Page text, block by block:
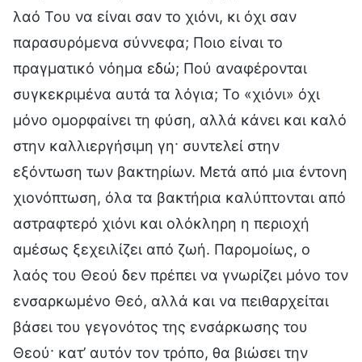
λαό Του να είναι σαν το χιόνι, κι όχι σαν
παρασυρόμενα σύννεφα; Ποιο είναι το
πραγματικό νόημα εδώ; Πού αναφέρονται
συγκεκριμένα αυτά τα λόγια; Το «χιόνι» όχι
μόνο ομορφαίνει τη φύση, αλλά κάνει και καλό
στην καλλιεργήσιμη γη· συντελεί στην
εξόντωση των βακτηρίων. Μετά από μια έντονη
χιονόπτωση, όλα τα βακτήρια καλύπτονται από
αστραφτερό χιόνι και ολόκληρη η περιοχή
αμέσως ξεχειλίζει από ζωή. Παρομοίως, ο
λαός του Θεού δεν πρέπει να γνωρίζει μόνο τον
ενσαρκωμένο Θεό, αλλά και να πειθαρχείται
βάσει του γεγονότος της ενσάρκωσης του
Θεού· κατ’ αυτόν τον τρόπο, θα βιώσει την